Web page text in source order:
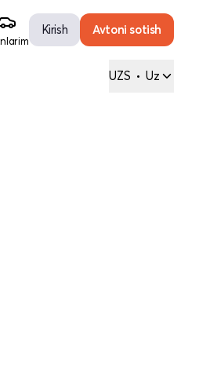
Kirish Avtoni sotish
UZS • Uz